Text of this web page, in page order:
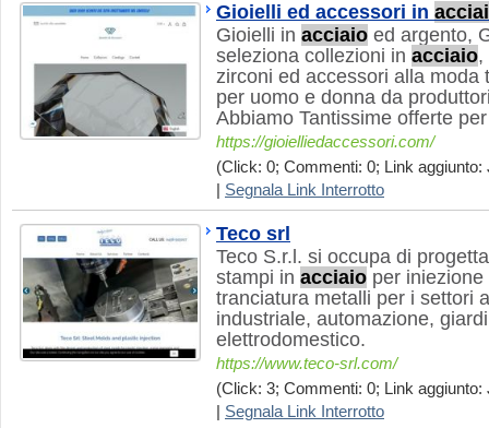
Gioielli ed accessori in
Gioielli in acciaio ed argento,
seleziona collezioni in acciaio,
zirconi ed accessori alla moda
per uomo e donna da
Abbiamo Tantissime offerte
https://gioielliedaccessori.com/
(Click: 0; Commenti: 0; Link aggiunto:
Segnala Link Interrotto
Teco srl
Teco S.r.l. si occupa di
stampi in acciaio per
tranciatura metalli per i settori
industriale, automazione,
elettrodomestico.
https://www.teco-srl.com/
(Click: 3; Commenti: 0; Link aggiunto:
Segnala Link Interrotto